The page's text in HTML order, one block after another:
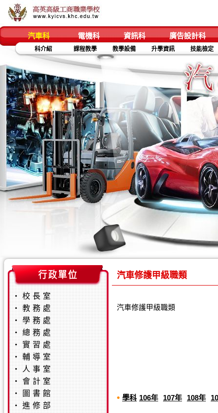
汽車科 電機科 資訊科 廣告設計科
科介紹 課程教學 教學設備 升學資訊 技能檢定
‧校長室
‧教務處
‧學務處
‧總務處
‧實習處
‧輔導室
‧人事室
‧會計室
‧圖書館
‧進修部
汽車修護甲級職類
汽車修護甲級職類
• 學科 106年 107年 108年